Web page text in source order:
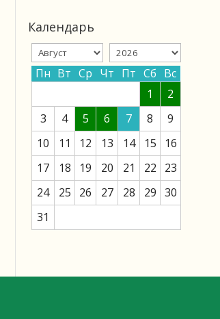
Календарь
Пн Вт Ср Чт Пт Сб Вс
1
2
3
4 5 6 7 8
9
10
11 12 13 14 15
16
17
18 19 20 21 22
23
24
25 26 27 28 29 30
31